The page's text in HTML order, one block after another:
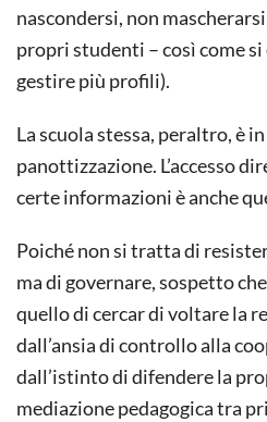
nascondersi, non
propri studenti – così come si
gestire più profili).
La scuola stessa, peraltro, è
panottizzazione. L’accesso
certe informazioni è anche
Poiché non si tratta di
ma di governare, sospetto
quello di cercar di voltare la
dall’ansia di controllo alla
dall’istinto di difendere la
mediazione pedagogica tra